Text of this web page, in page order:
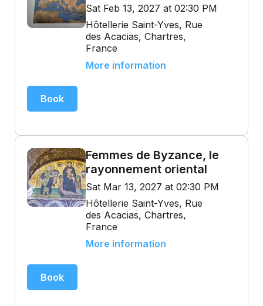
Sat Feb 13, 2027 at 02:30 PM
Hôtellerie Saint-Yves, Rue
des Acacias, Chartres,
France
More information
Book
Femmes de Byzance, le
rayonnement oriental
Sat Mar 13, 2027 at 02:30 PM
Hôtellerie Saint-Yves, Rue
des Acacias, Chartres,
France
More information
Book